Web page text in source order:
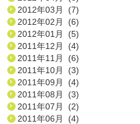
2012年03月 (7)
2012年02月 (6)
2012年01月 (5)
2011年12月 (4)
2011年11月 (6)
2011年10月 (3)
2011年09月 (4)
2011年08月 (3)
2011年07月 (2)
2011年06月 (4)